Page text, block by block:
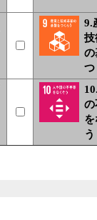
9.
技
の
つ
の
う